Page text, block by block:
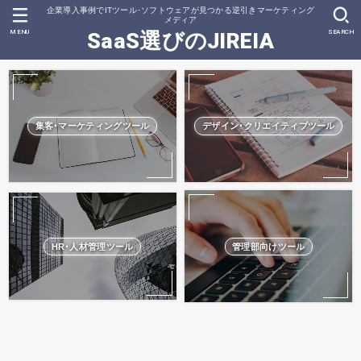
企業導入事例でITツール･ソフトウェアが見つかる逆引きマーケティング
メディア
SaaS選びのJIREIA SEARCH
MENU
集客･マーケティングツール デザイン･クリエイティブツール
HR･人材管理ツール 管理部向けツール